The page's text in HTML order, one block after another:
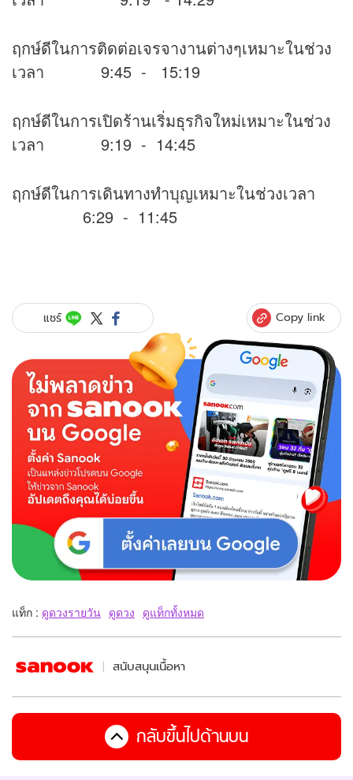
ฤกษ์ดีในการติดต่อเจรจางานต่างๆเหมาะในช่วง
เวลา 9:45 - 15:19
ฤกษ์ดีในการเปิดร้านเริ่มธุรกิจใหม่เหมาะในช่วง
เวลา 9:19 - 14:45
ฤกษ์ดีในการเดินทางทำบุญเหมาะในช่วงเวลา
6:29 - 11:45
แชร์ Copy link
แท็ก : ดูดวงรายวัน ดูดวง ดูแท็กทั้งหมด
สนับสนุนเนื้อหา
กลับขึ้นไปด้านบน